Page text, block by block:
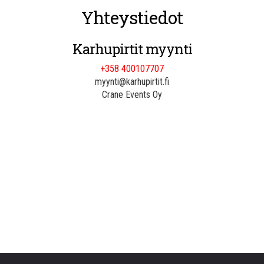
Yhteystiedot
Karhupirtit myynti
+358 400107707
myynti@karhupirtit.fi
Crane Events Oy